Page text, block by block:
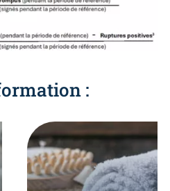
:
En savoir plus